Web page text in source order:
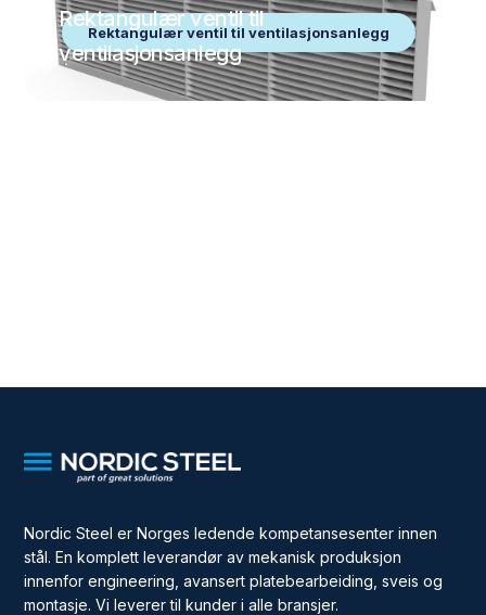
Rektangulær ventil til ventilasjonsanlegg
Rektangulær ventil til
ventilasjonsanlegg
Nordic Steel er Norges ledende kompetansesenter innen
stål. En komplett leverandør av mekanisk produksjon
innenfor engineering, avansert platebearbeiding, sveis og
montasje. Vi leverer til kunder i alle bransjer.